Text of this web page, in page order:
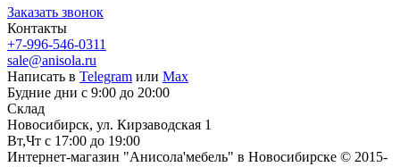
Заказать звонок
Контакты
+7-996-546-0311
sale@anisola.ru
Написать в Telegram или Max
Будние дни с 9:00 до 20:00
Склад
Новосибирск, ул. Кирзаводская 1
Вт,Чт с 17:00 до 19:00
Интернет-магазин "Анисола'мебель" в Новосибирске © 2015-